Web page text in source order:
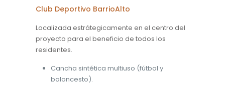
Club Deportivo BarrioAlto
Localizada estrátegicamente en el centro del
proyecto para el beneficio de todos los
residentes.
Cancha sintética multiuso (fútbol y
baloncesto).